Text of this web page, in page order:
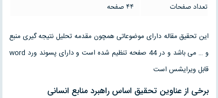
تعداد صفحات
44 صفحه
این تحقیق مقاله دارای موضوعاتی همچون مقدمه تحلیل نتیجه گیری منبع
و … می باشد و در 44 صفحه تنظیم شده است و دارای پسوند ورد word
قابل ویرایشس است
برخی از عناوین تحقیق اساس راهبرد منابع انسانی